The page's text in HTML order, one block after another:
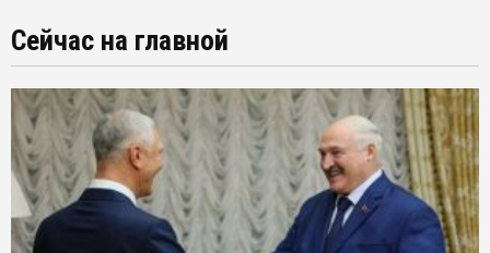
Сейчас на главной